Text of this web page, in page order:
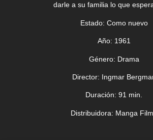
darle a su familia lo que
Estado: Como nuevo
Año: 1961
Género: Drama
Director: Ingmar
Duración: 91 min.
Distribuidora: Manga